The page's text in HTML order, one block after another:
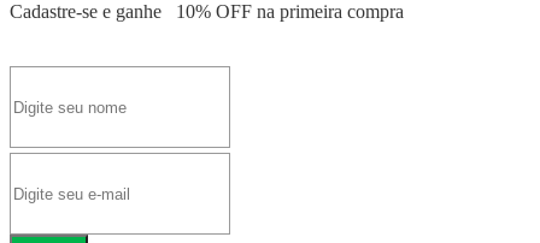
Cadastre-se e ganhe 10% OFF na primeira compra